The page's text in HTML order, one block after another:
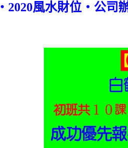
‧2020風水財位‧公司